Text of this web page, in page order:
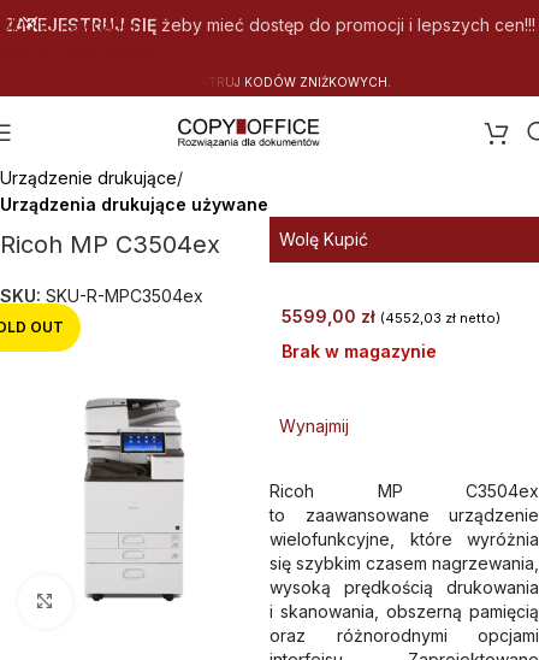
Skip to navigation
ZAREJESTRUJ SIĘżeby mieć dostęp do promocji i lepszych cen!!!
Urządzenie drukujące
Urządzenia drukujące używane
Ricoh MP C3504ex
SKU: SKU-R-MPC3504ex
OUT
Kliknij aby powiększyć
Wolę Kupić
Wynajmij
5599,00 zł (4552,03 zł netto)
Brak w magazynie
Ricoh MP C3504ex
to zaawansowane urządzenie
wielofunkcyjne, które wyróżnia
się szybkim czasem nagrzewania,
wysoką prędkością drukowania
i skanowania, obszerną pamięcią
oraz różnorodnymi opcjami